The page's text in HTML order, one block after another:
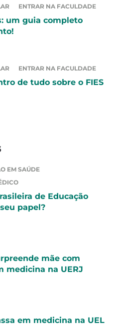
ENTRAR NA FACULDADE
um guia completo
ENTRAR NA FACULDADE
de tudo sobre o FIES
EM SAÚDE
de Educação
papel?
mãe com
medicina na UERJ
em medicina na UEL